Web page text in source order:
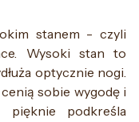
stanem - czyli
Wysoki stan to
optycznie nogi.
sobie wygodę i
pięknie podkreśla